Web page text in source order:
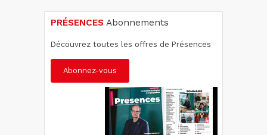
PRÉSENCES Abonnements
Découvrez toutes les offres de Présences
Abonnez-vous